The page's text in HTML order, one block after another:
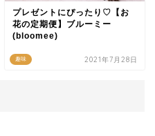
趣味
プレゼントにぴったり♡【お
花の定期便】ブルーミー
(bloomee)
2021年7月28日